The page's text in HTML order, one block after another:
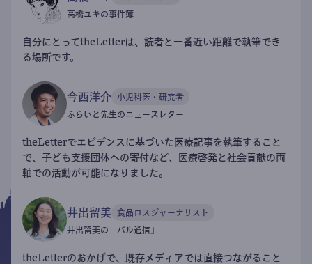
高橋ユキの事件簿
自分にとってtheLetterは、読者と一番近い距離で執筆でき
る場所です。
今西洋介 小児科医・研究者
ふらいと先生のニュースレター
theLetterでエビデンスに基づいた医療記事を執筆すること
で、子ども支援団体への寄付など、医療啓発と社会貢献の両
軸での活動が可能になりました。
井出留美 食品ロスジャーナリスト
井出留美の「パル通信」
theLetterのおかげで、既存メディアでは直接つながること